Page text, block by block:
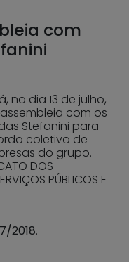
com
no dia 13 de julho,
com os
Stefanini para
coletivo de
do grupo.
DOS
PÚBLICOS E
2018.